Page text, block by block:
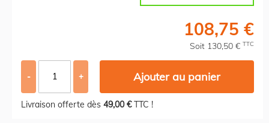
108,75 €
Soit 130,50 € TTC
- + Ajouter au panier
Livraison offerte dès 49,00 €TTC !